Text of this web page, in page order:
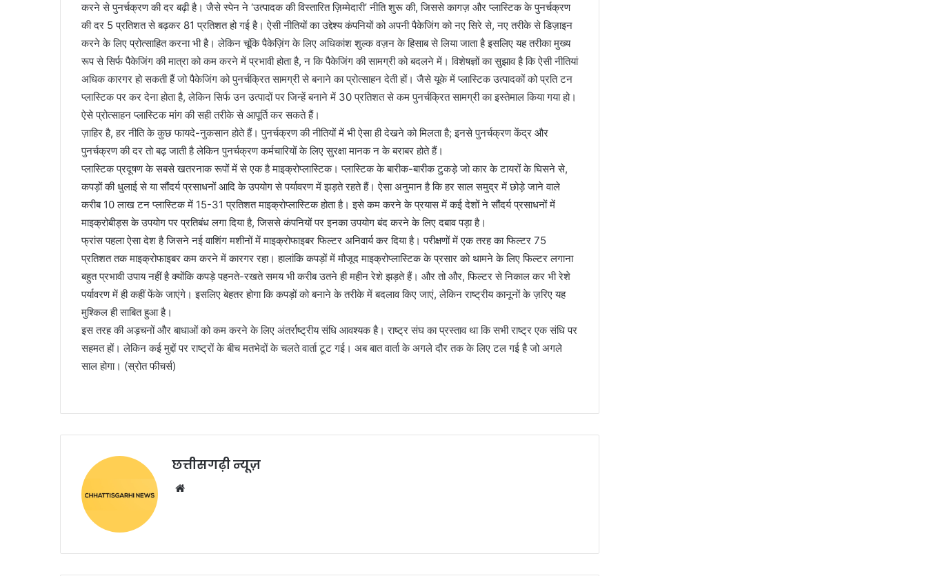
करने से पुनर्चक्रण की दर बढ़ी है। जैसे स्पेन ने ‘उत्पादक की विस्तारित ज़िम्मेदारी’ नीति शुरू की, जिससे कागज़ और प्लास्टिक के पुनर्चक्रण
की दर 5 प्रतिशत से बढ़कर 81 प्रतिशत हो गई है। ऐसी नीतियों का उद्देश्य कंपनियों को अपनी पैकेजिंग को नए सिरे से, नए तरीके से डिज़ाइन
करने के लिए प्रोत्साहित करना भी है। लेकिन चूंकि पैकेज़िंग के लिए अधिकांश शुल्क वज़न के हिसाब से लिया जाता है इसलिए यह तरीका मुख्य
रूप से सिर्फ पैकेजिंग की मात्रा को कम करने में प्रभावी होता है, न कि पैकेजिंग की सामग्री को बदलने में। विशेषज्ञों का सुझाव है कि ऐसी नीतियां
अधिक कारगर हो सकती हैं जो पैकेजिंग को पुनर्चक्रित सामग्री से बनाने का प्रोत्साहन देती हों। जैसे यूके में प्लास्टिक उत्पादकों को प्रति टन
प्लास्टिक पर कर देना होता है, लेकिन सिर्फ उन उत्पादों पर जिन्हें बनाने में 30 प्रतिशत से कम पुनर्चक्रित सामग्री का इस्तेमाल किया गया हो।
ऐसे प्रोत्साहन प्लास्टिक मांग की सही तरीके से आपूर्ति कर सकते हैं।
ज़ाहिर है, हर नीति के कुछ फायदे-नुकसान होते हैं। पुनर्चक्रण की नीतियों में भी ऐसा ही देखने को मिलता है; इनसे पुनर्चक्रण केंद्र और
पुनर्चक्रण की दर तो बढ़ जाती है लेकिन पुनर्चक्रण कर्मचारियों के लिए सुरक्षा मानक न के बराबर होते हैं।
प्लास्टिक प्रदूषण के सबसे खतरनाक रूपों में से एक है माइक्रोप्लास्टिक। प्लास्टिक के बारीक-बारीक टुकड़े जो कार के टायरों के घिसने से,
कपड़ों की धुलाई से या सौंदर्य प्रसाधनों आदि के उपयोग से पर्यावरण में झड़ते रहते हैं। ऐसा अनुमान है कि हर साल समुद्र में छोड़े जाने वाले
करीब 10 लाख टन प्लास्टिक में 15-31 प्रतिशत माइक्रोप्लास्टिक होता है। इसे कम करने के प्रयास में कई देशों ने सौंदर्य प्रसाधनों में
माइक्रोबीड्स के उपयोग पर प्रतिबंध लगा दिया है, जिससे कंपनियों पर इनका उपयोग बंद करने के लिए दबाव पड़ा है।
फ्रांस पहला ऐसा देश है जिसने नई वाशिंग मशीनों में माइक्रोफाइबर फिल्टर अनिवार्य कर दिया है। परीक्षणों में एक तरह का फिल्टर 75
प्रतिशत तक माइक्रोफाइबर कम करने में कारगर रहा। हालांकि कपड़ों में मौजूद माइक्रोप्लास्टिक के प्रसार को थामने के लिए फिल्टर लगाना
बहुत प्रभावी उपाय नहीं है क्योंकि कपड़े पहनते-रखते समय भी करीब उतने ही महीन रेशे झड़ते हैं। और तो और, फिल्टर से निकाल कर भी रेशे
पर्यावरण में ही कहीं फेंके जाएंगे। इसलिए बेहतर होगा कि कपड़ों को बनाने के तरीके में बदलाव किए जाएं, लेकिन राष्ट्रीय कानूनों के ज़रिए यह
मुश्किल ही साबित हुआ है।
इस तरह की अड़चनों और बाधाओं को कम करने के लिए अंतर्राष्ट्रीय संधि आवश्यक है। राष्ट्र संघ का प्रस्ताव था कि सभी राष्ट्र एक संधि पर
सहमत हों। लेकिन कई मुद्दों पर राष्ट्रों के बीच मतभेदों के चलते वार्ता टूट गई। अब बात वार्ता के अगले दौर तक के लिए टल गई है जो अगले
साल होगा। (स्रोत फीचर्स)
छत्तीसगढ़ी न्यूज़